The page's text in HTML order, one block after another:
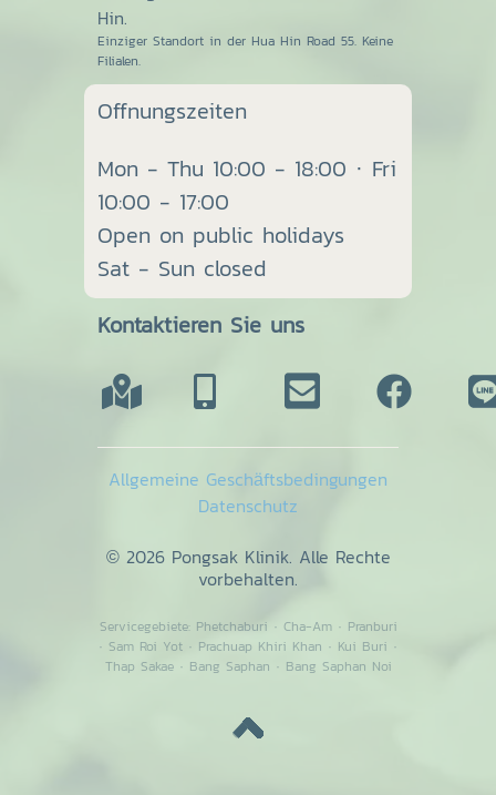
Hin.
Einziger Standort in der Hua Hin Road 55. Keine
Filialen.
Offnungszeiten
Mon - Thu 10:00 - 18:00 · Fri
10:00 - 17:00
Open on public holidays
Sat - Sun closed
Kontaktieren Sie uns
Allgemeine Geschäftsbedingungen
Datenschutz
© 2026 Pongsak Klinik. Alle Rechte
vorbehalten.
Servicegebiete: Phetchaburi · Cha-Am· Pranburi
· Sam Roi Yot · Prachuap Khiri Khan · Kui Buri ·
Thap Sakae· Bang Saphan · Bang Saphan Noi